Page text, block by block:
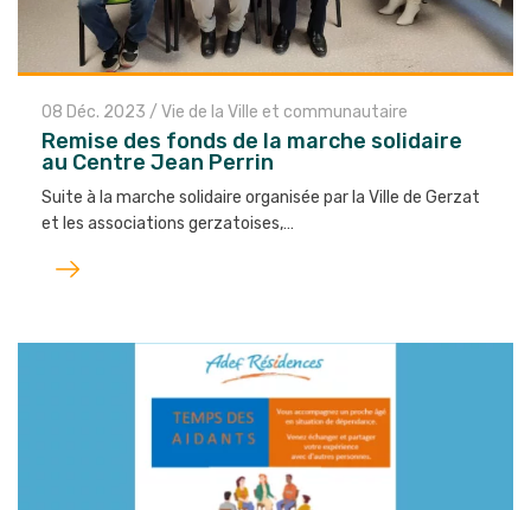
08 Déc. 2023 / Vie de la Ville et communautaire
Remise des fonds de la marche solidaire
au Centre Jean Perrin
Suite à la marche solidaire organisée par la Ville de Gerzat
et les associations gerzatoises,…
Lire
l'article